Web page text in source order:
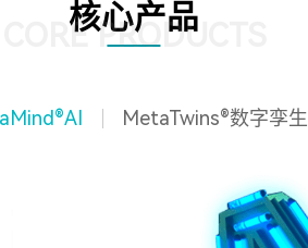
核心产品
CORE PRODUCTS
MetaTwins®数字孪生